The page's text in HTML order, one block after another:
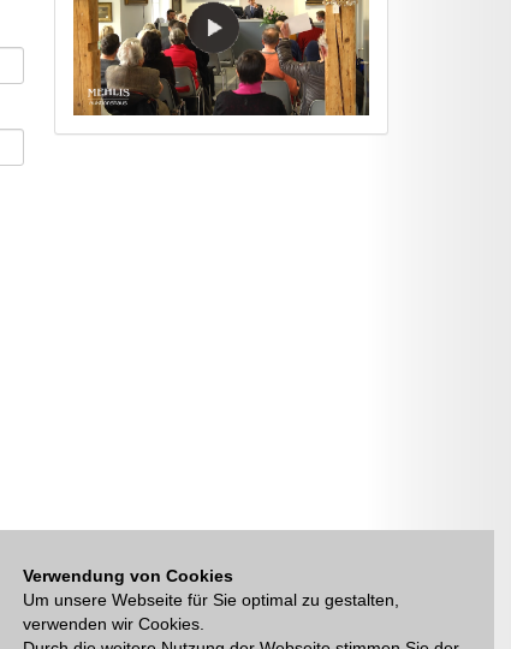
Verwendung von Cookies
Um unsere Webseite für Sie optimal zu gestalten,
verwenden wir Cookies.